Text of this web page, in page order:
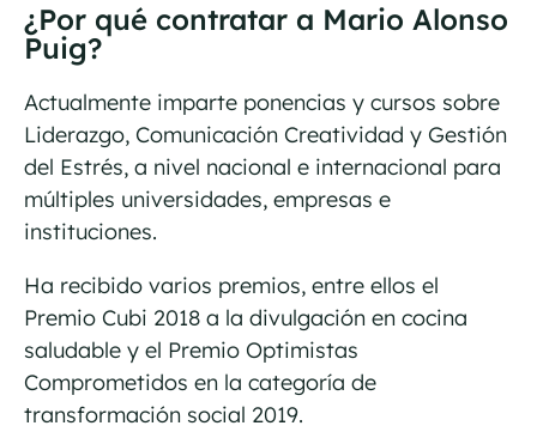
¿Por qué contratar a Mario Alonso
Puig?
Actualmente imparte ponencias y cursos sobre
Liderazgo, Comunicación Creatividad y Gestión
del Estrés, a nivel nacional e internacional para
múltiples universidades, empresas e
instituciones.
Ha recibido varios premios, entre ellos el
Premio Cubi 2018 a la divulgación en cocina
saludable y el Premio Optimistas
Comprometidos en la categoría de
transformación social 2019.